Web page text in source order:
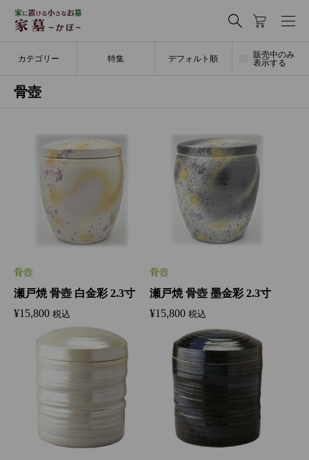
カテゴリー 特集 デフォルト順
販売中のみ
表示する
骨壺
骨壺
瀬戸焼 骨壺 白金彩 2.3寸
¥15,800 税込
骨壺
瀬戸焼 骨壺 墨金彩 2.3寸
¥15,800 税込